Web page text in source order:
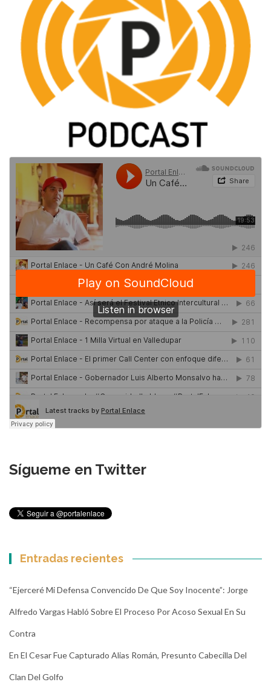
Sígueme en Twitter
Entradas recientes
“Ejerceré Mi Defensa Convencido De Que Soy Inocente”: Jorge
Alfredo Vargas Habló Sobre El Proceso Por Acoso Sexual En Su
Contra
En El Cesar Fue Capturado Alias Román, Presunto Cabecilla Del
Clan Del Golfo